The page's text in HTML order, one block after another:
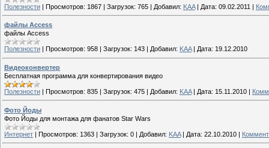
Полезности | Просмотров: 1867 | Загрузок: 765 | Добавил: KAA| Дата: 09.02.2011 |
файлы Access
файлы Access
Полезности Просмотров: 958 Загрузок: 143 Добавил: KAA| Дата: 19.12.2010
Видеоконвертер
Бесплатная программа для конвертирования видео
Полезности | Просмотров: 835 | Загрузок: 475 | Добавил: KAA| Дата: 15.11.2010 |
Фото Йоды
Фото Йоды для монтажа для фанатов Star Wars
Интернет | Просмотров: 1363 | Загрузок: 0 | Добавил: KAA| Дата: 22.10.2010 |